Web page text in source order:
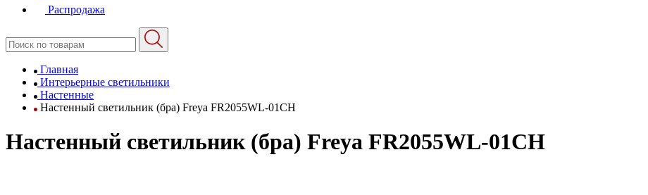
Распродажа
Главная
Интерьерные светильники
Настенные
Настенный светильник (бра) Freya FR2055WL-01CH
Настенный светильник (бра) Freya FR2055WL-01CH